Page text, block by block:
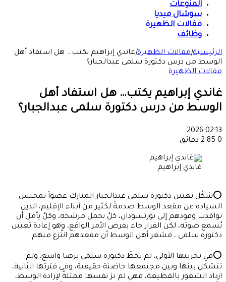
المنوعات
سوشال ميديا
مقالات الظهيرة
وظائف
الرئيسية|مقالات الظهيرة|غاندي إبراهيم يكتب… هل استفاد أهل
الوسط من درس دكتورة سلمى عبدالجبار؟
مقالات الظهيرة
غاندي إبراهيم يكتب… هل استفاد أهل
الوسط من درس دكتورة سلمى عبدالجبار؟
2026-02-13
0
2 دقائق
غاندي إبراهيم
⭕شكّل تعيين دكتورة سلمى عبدالجبار المبارك عضواً بمجلس
السيادة عن مقعد الوسط صدمةً لكثير من أبناء الإقليم، الذين
توافدت وفودهم إلى بورتسودان، كلُ يحمل مرشحه، وكلُ يأمل أن
يُسمع صوته، لكن القرار جاء بفرض الأمر الواقع، وهو إعادة تعيين
دكتورة سلمى ، فشعر أهل الوسط أن مقعدهم انتُزع منهم.
⭕في تجربتها الأولى، لم تحظَ دكتورة سلمى برضا واسع، ولم
تتشكل بينها وبين مجتمعها حاضنة حقيقية، وفي فترتها الثانية،
ازداد الشعور بالقطيعة، فهي لم ترَ نفسها ممثلةً لإرادة الوسط،